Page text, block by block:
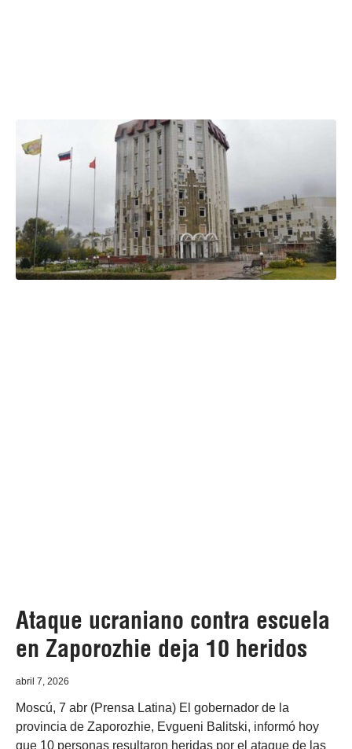
Ataque ucraniano contra escuela
en Zaporozhie deja 10 heridos
abril 7, 2026
Moscú, 7 abr (Prensa Latina) El gobernador de la
provincia de Zaporozhie, Evgueni Balitski, informó hoy
que 10 personas resultaron heridas por el ataque de las